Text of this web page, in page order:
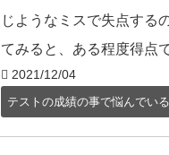
じようなミスで失点する
てみると、ある程度得点
2021/12/04
テストの成績の事で悩んでいる